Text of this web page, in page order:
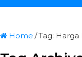
Home /Tag: Harga